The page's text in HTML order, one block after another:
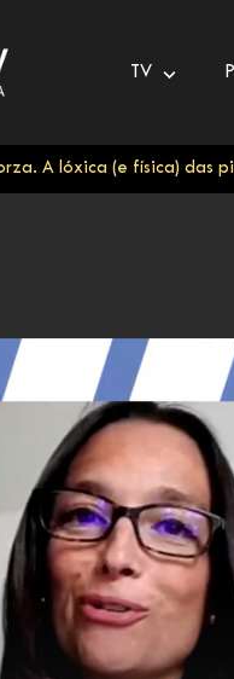
TV
A lóxica (e física) das